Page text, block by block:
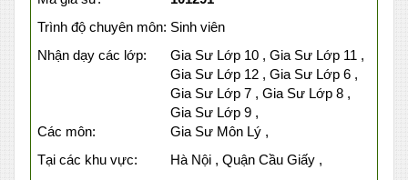
Trình độ chuyên môn: Sinh viên
Nhận dạy các lớp:
Gia Sư Lớp 10 , Gia Sư Lớp 11 ,
Gia Sư Lớp 12 , Gia Sư Lớp 6 ,
Gia Sư Lớp 7 , Gia Sư Lớp 8 ,
Gia Sư Lớp 9 ,
Các môn:
Gia Sư Môn Lý ,
Tại các khu vực:
Hà Nội , Quận Cầu Giấy ,